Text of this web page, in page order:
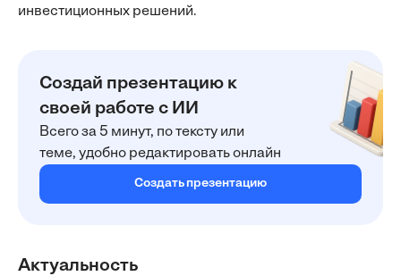
инвестиционных решений.
Создай презентацию к
своей работе с ИИ
Всего за 5 минут, по тексту или
теме, удобно редактировать онлайн
Создать презентацию
Актуальность